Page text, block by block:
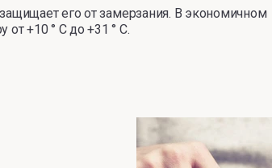
его от замерзания. В экономичном
+10 ° C до +31 ° C.